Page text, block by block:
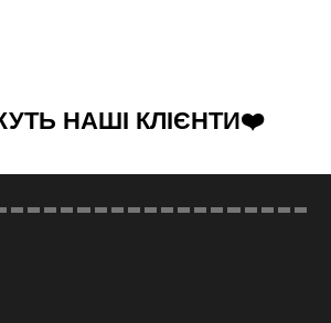
НАШІ КЛІЄНТИ❤️